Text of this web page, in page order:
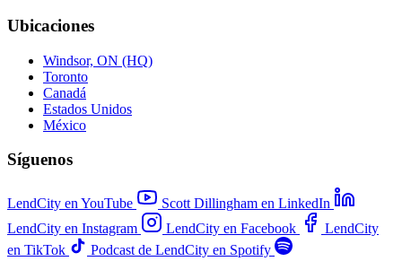
Ubicaciones
Windsor, ON (HQ)
Toronto
Canadá
Estados Unidos
México
Síguenos
LendCity en YouTube
Scott Dillingham en LinkedIn
LendCity en Instagram
LendCity en Facebook
LendCity
en TikTok
Podcast de LendCity en Spotify